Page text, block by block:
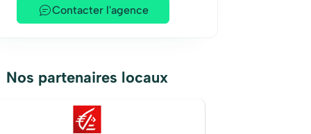
Contacter l'agence
Nos partenaires locaux